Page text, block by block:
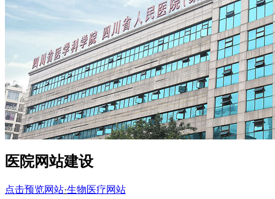
医院网站建设
点击预览网站·生物医疗网站